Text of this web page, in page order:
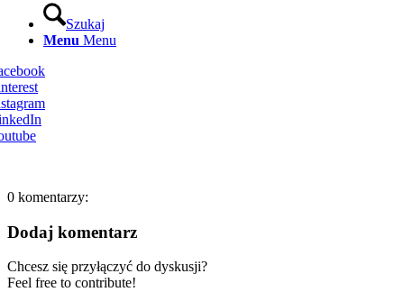
Szukaj
Menu Menu
0 komentarzy:
Dodaj komentarz
Chcesz się przyłączyć do dyskusji?
Feel free to contribute!